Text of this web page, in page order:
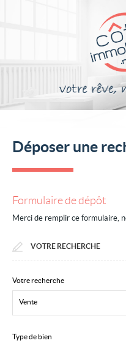
Vendre
Rejoignez-nous
Mes sélections 0
Accueil
Nos conseillers
Déposer une
Formulaire de dépôt
Merci de remplir ce formulaire,
VOTRE RECHERCHE
Votre recherche
Vente
Type de bien